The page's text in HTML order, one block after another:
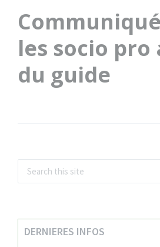
les socio pro
du guide
DERNIERES INFOS